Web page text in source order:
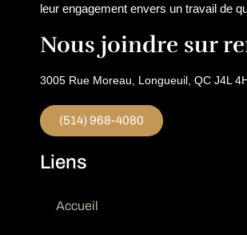
leur engagement envers un travail de
Nous joindre sur
3005 Rue Moreau, Longueuil, QC J4L
(514) 968-4080
Liens
Accueil